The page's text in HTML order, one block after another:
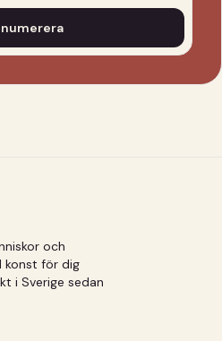
och
konst för dig
i Sverige sedan